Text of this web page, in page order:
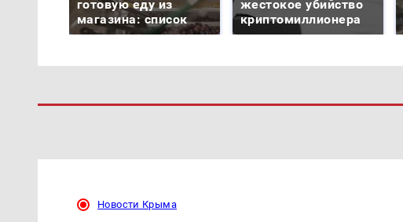
готовую еду из
магазина: список
жестокое убийство
криптомиллионера
Новости Крыма